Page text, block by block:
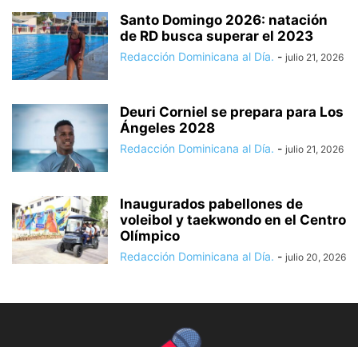
Santo Domingo 2026: natación
de RD busca superar el 2023
Redacción Dominicana al Día. - julio 21, 2026
Deuri Corniel se prepara para Los
Ángeles 2028
Redacción Dominicana al Día. - julio 21, 2026
Inaugurados pabellones de
voleibol y taekwondo en el Centro
Olímpico
Redacción Dominicana al Día. - julio 20, 2026